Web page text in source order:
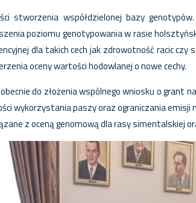
stworzenia współdzielonej bazy
poziomu genotypowania w rasie
dla takich cech jak zdrowotność racic czy
oceny wartości hodowlanej o nowe cechy.
do złożenia wspólnego wniosku o grant
wykorzystania paszy oraz ograniczania
z oceną genomową dla rasy simentalskiej